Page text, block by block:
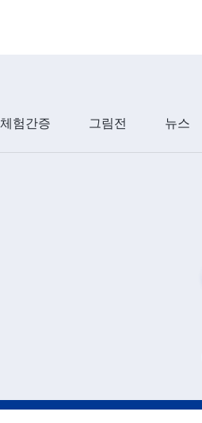
체험간증 그림전 뉴스